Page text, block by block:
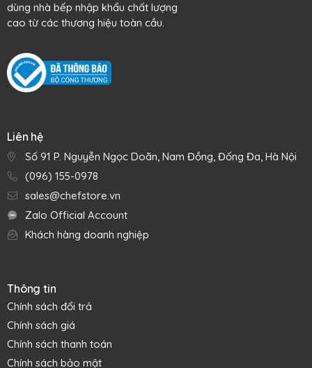
dùng nhà bếp nhập khẩu chất lượng
cao từ các thương hiệu toàn cầu.
Liên hệ
Số 91 P. Nguyễn Ngọc Doãn, Nam Đồng, Đống Đa, Hà Nội
(096) 155-0978
sales@chefstore.vn
Zalo Official Account
Khách hàng doanh nghiệp
Thông tin
Chính sách đổi trả
Chính sách giá
Chính sách thanh toán
Chính sách bảo mật